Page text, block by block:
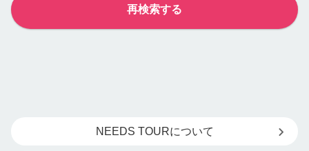
再検索する
NEEDS TOURについて